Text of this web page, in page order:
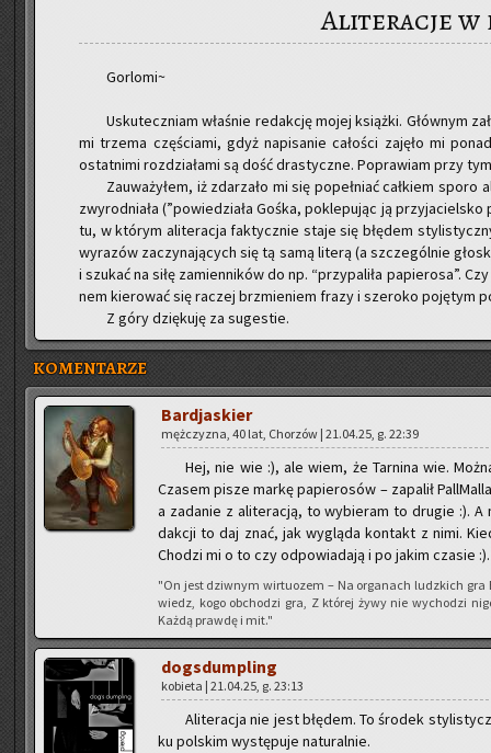
Aliteracje w
Gor­lo­mi~
Usku­tecz­niam wła­śnie re­dak­cję mojej książ­ki. Głów­nym
mi trze­ma czę­ścia­mi, gdyż na­pi­sa­nie ca­ło­ści za­ję­ło mi
ostat­ni­mi roz­dzia­ła­mi są dość dra­stycz­ne. Po­pra­wiam przy
Za­uwa­ży­łem, iż zda­rza­ło mi się po­peł­niać cał­kiem
zwy­rod­nia­ła (”po­wie­dzia­ła Gośka, po­kle­pu­jąc ją
tu, w któ­rym ali­te­ra­cja fak­tycz­nie staje się błę­dem
wy­ra­zów za­czy­na­ją­cych się tą samą li­te­rą (a szcze­gól­nie
i szu­kać na siłę za­mien­ni­ków do np. “przy­pa­li­ła pa­pie­ro­sa”.
nem kie­ro­wać się ra­czej brzmie­niem frazy i sze­ro­ko po­ję­tym
Z góry dzię­ku­ję za su­ge­stie.
KOMENTARZE
Bar­dja­skier
męż­czy­zna, 40 lat, Cho­rzów | 21.04.25, g. 22:39
Hej, nie wie :), ale wiem, że Tar­ni­na wie.
Cza­sem pisze markę pa­pie­ro­sów – za­pa­lił
a za­da­nie z ali­te­ra­cją, to wy­bie­ram to dru­gie :).
dak­cji to daj znać, jak wy­glą­da kon­takt z nimi.
Cho­dzi mi o to czy od­po­wia­da­ją i po jakim cza­sie
"On jest dziw­nym wir­tu­ozem – Na or­ga­nach ludz­kich
wiedz, kogo ob­cho­dzi gra, Z któ­rej żywy nie wy­cho­dzi
Każdą praw­dę i mit."
do­gs­dum­pling
ko­bie­ta | 21.04.25, g. 23:13
Ali­te­ra­cja nie jest błę­dem. To śro­dek
ku pol­skim wy­stę­pu­je na­tu­ral­nie.